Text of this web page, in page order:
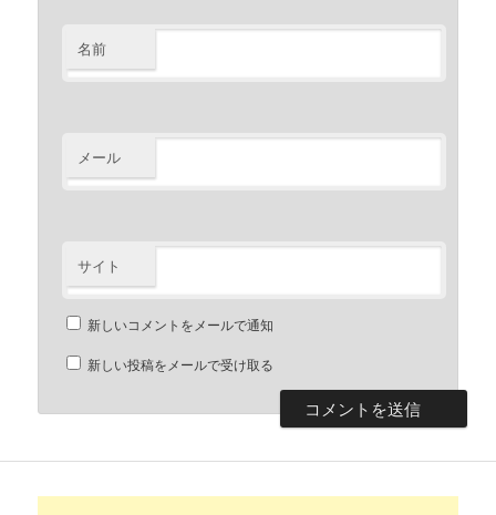
名前
メール
サイト
新しいコメントをメールで通知
新しい投稿をメールで受け取る